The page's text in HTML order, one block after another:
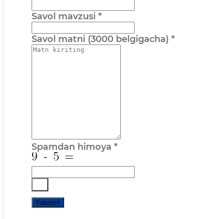
Savol mavzusi *
Savol matni (3000 belgigacha) *
Spamdan himoya *
Yuborish